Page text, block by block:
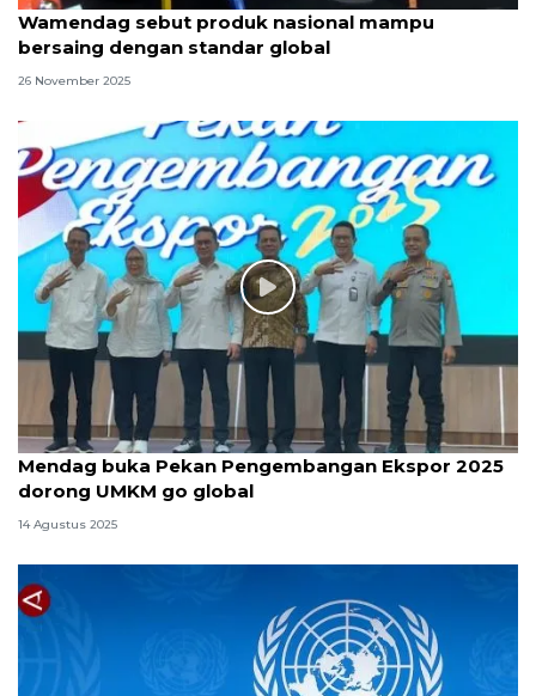
Wamendag sebut produk nasional mampu
bersaing dengan standar global
26 November 2025
Mendag buka Pekan Pengembangan Ekspor 2025
dorong UMKM go global
14 Agustus 2025